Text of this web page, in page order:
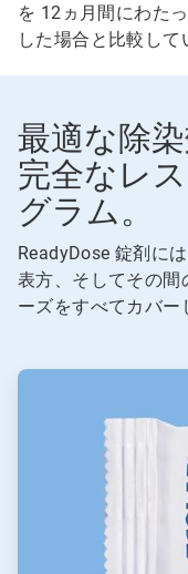
を 12ヵ月間にわた
した場合と比較して
最適な除
完全なレ
グラム。
ReadyDose 錠剤に
表方、そしてその間
ーズをすべてカバー
ArticleTile